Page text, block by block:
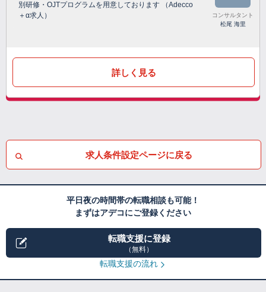
別研修・OJTプログラムを用意しております （Adecco
＋α求人）
コンサルタント
松尾 海里
詳しく見る
求人条件設定ページに戻る
平日夜の時間帯の転職相談も可能！
まずはアデコにご登録ください
転職支援に登録
（無料）
転職支援の流れ